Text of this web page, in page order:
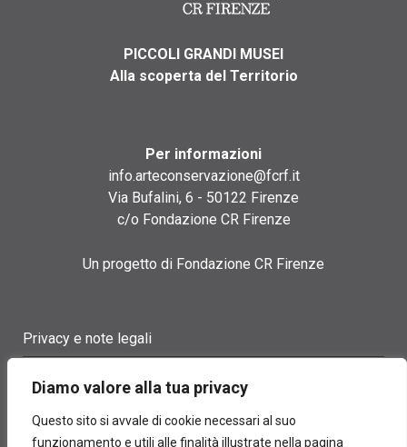
Diamo valore alla tua privacy
Questo sito si avvale di cookie necessari al suo
funzionamento e utili alle finalità illustrate nella pagina
PICCOLI GRANDI MUSEI
Alla scoperta del Territorio
Per informazioni
info.arteconservazione@fcrf.it
Via Bufalini, 6 - 50122 Firenze
c/o Fondazione CR Firenze
Un progetto di Fondazione CR Firenze
Privacy e note legali
Cookie policy